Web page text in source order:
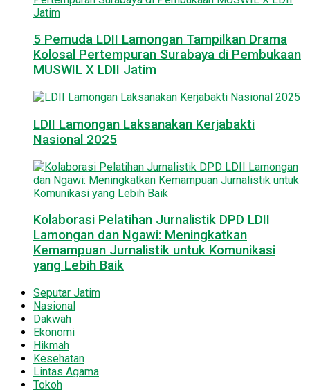
5 Pemuda LDII Lamongan Tampilkan Drama
Kolosal Pertempuran Surabaya di Pembukaan
MUSWIL X LDII Jatim
LDII Lamongan Laksanakan Kerjabakti
Nasional 2025
Kolaborasi Pelatihan Jurnalistik DPD LDII
Lamongan dan Ngawi: Meningkatkan
Kemampuan Jurnalistik untuk Komunikasi
yang Lebih Baik
Seputar Jatim
Nasional
Dakwah
Ekonomi
Hikmah
Kesehatan
Lintas Agama
Tokoh